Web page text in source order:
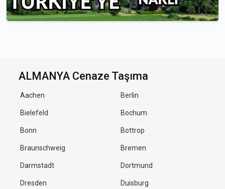
ALMANYA Cenaze Taşıma
Aachen Berlin
Bielefeld Bochum
Bonn Bottrop
Braunschweig Bremen
Darmstadt Dortmund
Dresden Duisburg